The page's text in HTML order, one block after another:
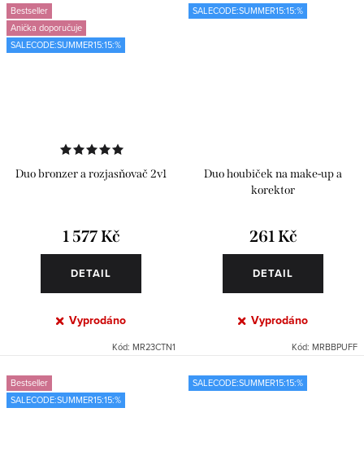
Bestseller
Anička doporučuje
SALECODE:SUMMER15:15:%
Duo bronzer a rozjasňovač 2v1
1 577 Kč
DETAIL
Vyprodáno
Kód: MR23CTN1
SALECODE:SUMMER15:15:%
Duo houbiček na make-up a
korektor
261 Kč
DETAIL
Vyprodáno
Kód: MRBBPUFF
Bestseller
SALECODE:SUMMER15:15:%
SALECODE:SUMMER15:15:%